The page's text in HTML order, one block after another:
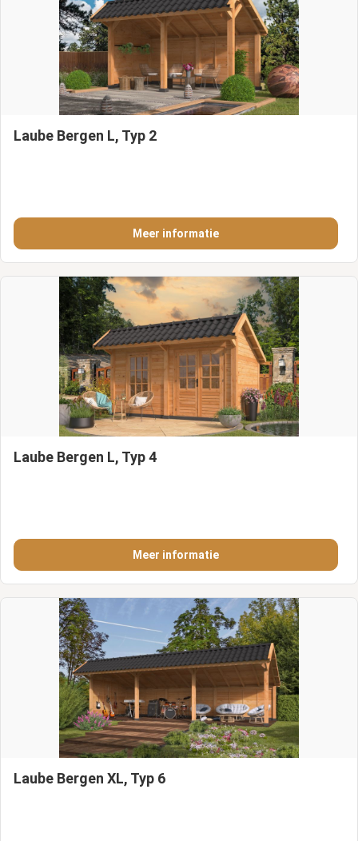
Laube Bergen L, Typ 2
Meer informatie
Laube Bergen L, Typ 4
Meer informatie
Laube Bergen XL, Typ 6